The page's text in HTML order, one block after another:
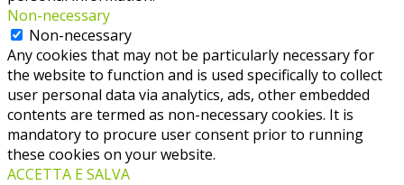
Non-necessary
Non-necessary
Any cookies that may not be particularly necessary for
the website to function and is used specifically to collect
user personal data via analytics, ads, other embedded
contents are termed as non-necessary cookies. It is
mandatory to procure user consent prior to running
these cookies on your website.
ACCETTA E SALVA